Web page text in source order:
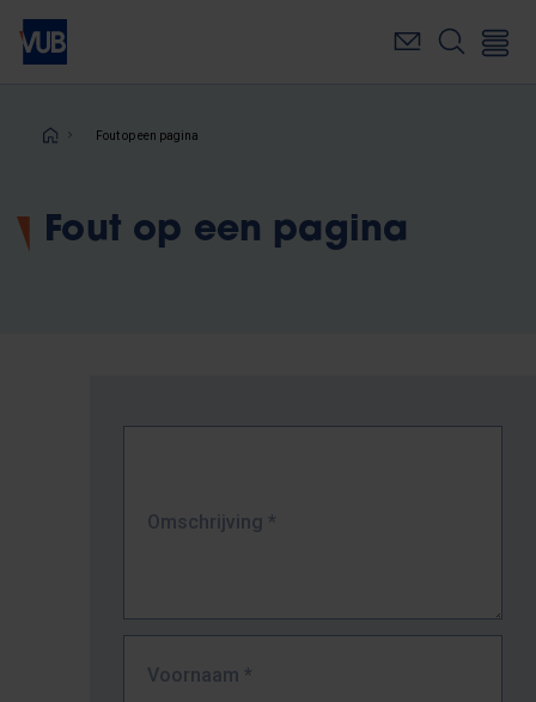
Overslaan
naar
inhoudKruimelpad
Fout op een pagina
Fout op een pagina
Omschrijving *
Voornaam *